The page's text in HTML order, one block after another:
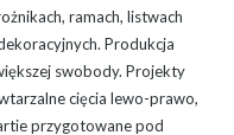
ramach, listwach
Produkcja
swobody. Projekty
cięcia lewo-prawo,
przygotowane pod